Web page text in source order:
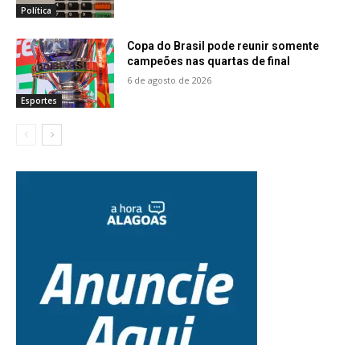
Política
Esportes
Copa do Brasil pode reunir somente
campeões nas quartas de final
6 de agosto de 2026